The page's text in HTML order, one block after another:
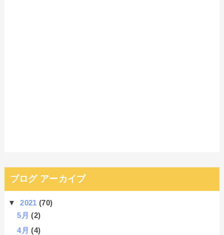
ブログ アーカイブ
▼2021(70)
5月(2)
4月(4)